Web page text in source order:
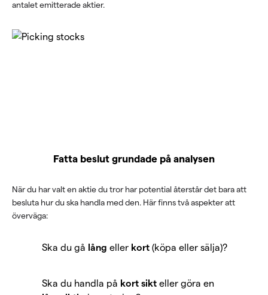
antalet emitterade aktier.
Fatta beslut grundade på analysen
När du har valt en aktie du tror har potential återstår det bara att
besluta hur du ska handla med den. Här finns två aspekter att
överväga:
Ska du gå lång eller kort (köpa eller sälja)?
Ska du handla på kort sikt eller göra en